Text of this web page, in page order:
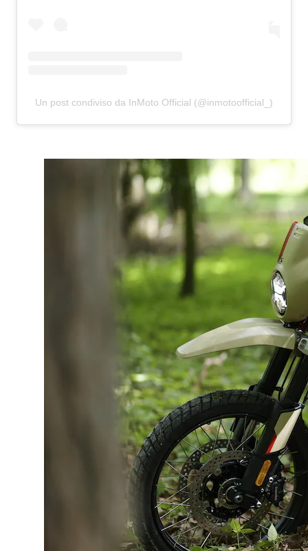
Un post condiviso da InMoto Official (@inmotoofficial_)